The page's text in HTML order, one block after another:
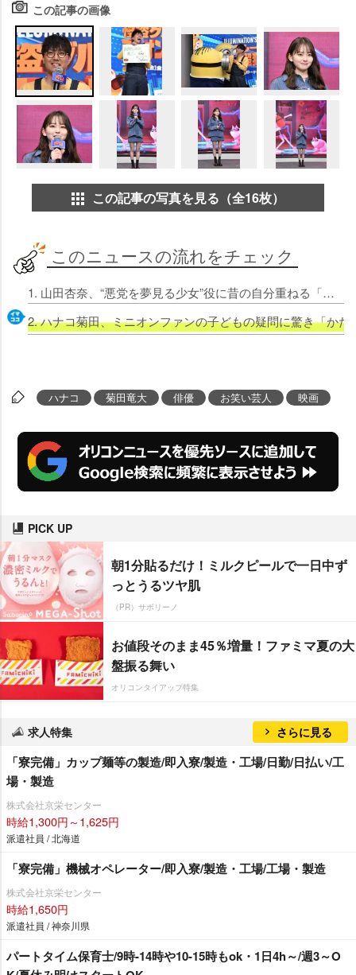
この記事の画像
この記事の写真を見る（全16枚）
このニュースの流れをチェック
1. 山田杏奈、“悪党を夢見る少女”役に昔の自分重ねる「私自身も破天荒な部分はあったのかなと思います」
2. ハナコ菊田、ミニオンファンの子どもの疑問に驚き「か
ハナコ 菊田竜大 俳優 お笑い芸人 映画
PICK UP
朝1分貼るだけ！ミルクピールで一日中ず
っとうるツヤ肌
（PR）サボリーノ
お値段そのまま45％増量！ファミマ夏の大
盤振る舞い
オリコンタイアップ特集
求人特集 さらに見る
「寮完備」カップ麺等の製造/即入寮/製造・工場/日勤/日払い/工
場・製造
株式会社京栄センター
時給1,300円～1,625円
派遣社員 / 北海道
「寮完備」機械オペレーター/即入寮/製造・工場/工場・製造
株式会社京栄センター
時給1,650円
派遣社員 / 神奈川県
パートタイム保育士/9時-14時や10-15時もok・1日4h～/週3～O